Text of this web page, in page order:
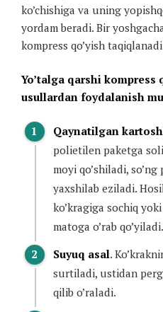
ko’chishiga va uning
yordam beradi. Bir
kompress qo’yish
Yo’talga qarshi kompress
usullardan foydalanish
Qaynatilgan
polietilen paketga
moyi qo’shiladi,
yaxshilab eziladi.
ko’kragiga sochiq
matoga o’rab qo’yiladi.
Suyuq asal.
surtiladi, ustidan
qilib o’raladi.